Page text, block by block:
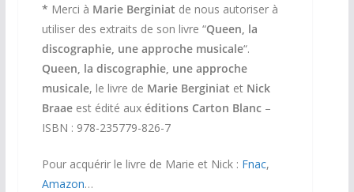
* Merci à Marie Berginiat de nous autoriser à
utiliser des extraits de son livre “Queen, la
discographie, une approche musicale“.
Queen, la discographie, une approche
musicale, le livre de Marie Berginiat et Nick
Braaeest édité aux éditions Carton Blanc–
ISBN : 978-235779-826-7
Pour acquérir le livre de Marie et Nick : Fnac,
Amazon…